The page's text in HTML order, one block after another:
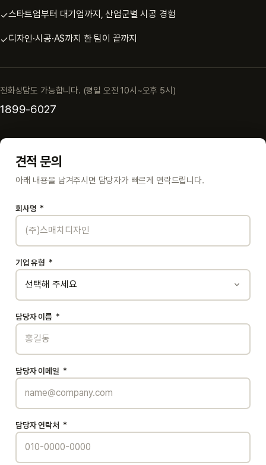
✓스타트업부터 대기업까지, 산업군별 시공 경험
✓디자인·시공·AS까지 한 팀이 끝까지
전화상담도 가능합니다. (평일 오전 10시~오후 5시)
1899-6027
견적 문의
아래 내용을 남겨주시면 담당자가 빠르게 연락드립니다.
회사명 *
기업 유형 *
담당자 이름 *
담당자 이메일 *
담당자 연락처 *